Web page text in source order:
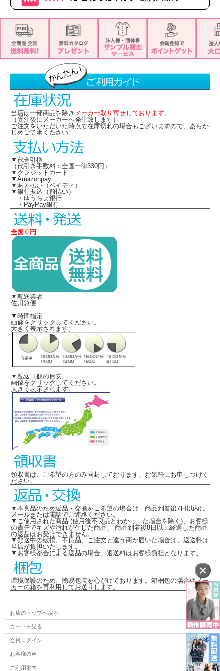
×
当店は一部商品を除き メーカー取り寄せしております。
（受注後にメーカーへ発注致します）
ご注文をいただいた時点で在庫切れの場合もございますので、あらか
じめご了承ください。
▼代金引換
（代引き手数料：全国一律330円）
▼クレジットカード
▼Amazonpay
▼あと払い（ペイディ）
▼銀行振込（前払い）
・ゆうちょ銀行
・PayPay銀行
全国０円
▼配送業者
佐川急便
▼時間指定
画像をクリックしてください。
大きく表示されます。
▼配送日数の目安
画像をクリックしてください。
大きく表示されます。
領収書は、ご希望の方のみ同封しております。お気軽にお申しつけく
ださい。
▼不良品のため返品・交換をご希望の場合は 商品到着後7日以内に
メールまたは電話でご連絡ください。
▼ご使用された商品 (使用後不良品とわかっ た場合を除く)、お客様
の責任でキズや汚れが生じた商品、 商品到着後8日以上経過した商品
の返品はお受けできません。
▼発送中の破損、不良品、ご注文と違う商が届いた場合は、返送料は
当店が負担いたします。
▼お客様都合による返品の場合、返送料はお客様負担となります。
環境保護のため、簡易包装を心がけております。箱梱包の場合はメー
カーの箱を再利用してお送りします。
お店のトップへ戻る
カートを見る
会員ログイン
お客様の声
ご利用案内